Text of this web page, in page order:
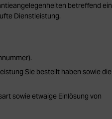
betreffend ein
Dienstleistung.
Sie bestellt haben sowie die
sowie etwaige Einlösung von